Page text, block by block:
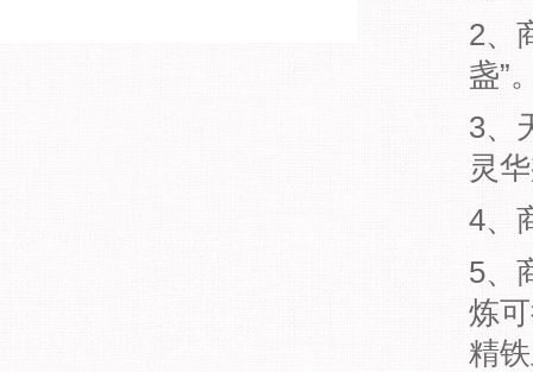
2、
盏”
3、
灵
4、
5、
炼
精